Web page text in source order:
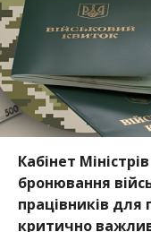
Кабінет
бронювання
працівників для
критично